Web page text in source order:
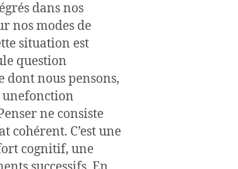
dans nos
nos modes de
situation est
question
nous pensons,
unefonction
ne consiste
C’est une
cognitif, une